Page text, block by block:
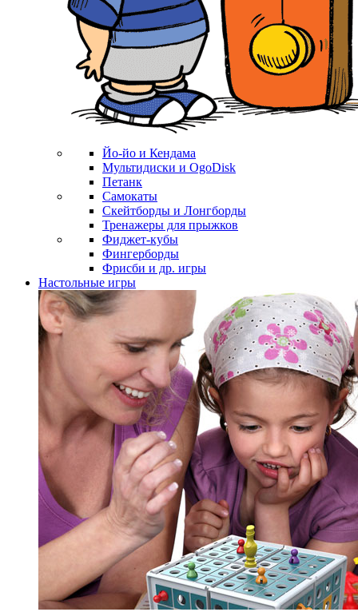
Йо-йо и Кендама
Мультидиски и OgoDisk
Петанк
Самокаты
Скейтборды и Лонгборды
Тренажеры для прыжков
Фиджет-кубы
Фингерборды
Фрисби и др. игры
Настольные игры